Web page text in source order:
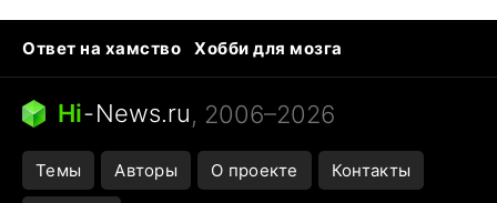
Ответ на хамство
Хобби для мозга
Бензин 100 vs 95
Тунцы в океанариуме
Следующая пандемия
Hi-News.ru, 2006–2026
Темы Авторы О проекте Контакты